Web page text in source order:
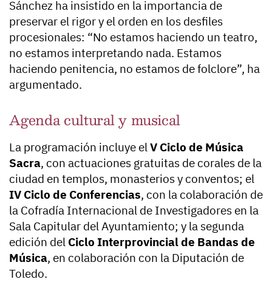
Sánchez ha insistido en la importancia de
preservar el rigor y el orden en los desfiles
procesionales: “No estamos haciendo un teatro,
no estamos interpretando nada. Estamos
haciendo penitencia, no estamos de folclore”, ha
argumentado.
Agenda cultural y musical
La programación incluye elV Ciclo de Música
Sacra, con actuaciones gratuitas de corales de la
ciudad en templos, monasterios y conventos; el
IV Ciclo de Conferencias, con la colaboración de
la Cofradía Internacional de Investigadores en la
Sala Capitular del Ayuntamiento; y la segunda
edición del Ciclo Interprovincial de Bandas de
Música, en colaboración con la Diputación de
Toledo.